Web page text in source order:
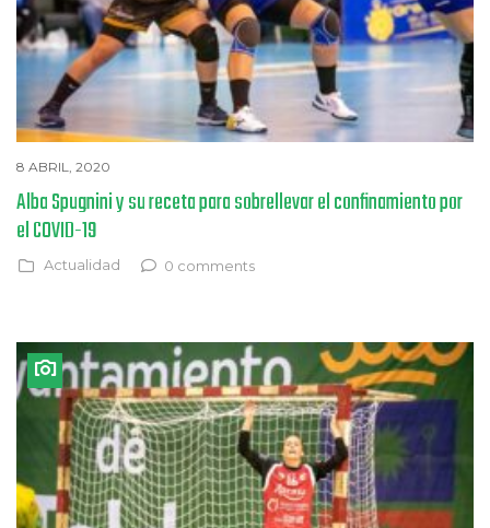
8 ABRIL, 2020
Alba Spugnini y su receta para sobrellevar el confinamiento por
el COVID-19
Actualidad 0 comments